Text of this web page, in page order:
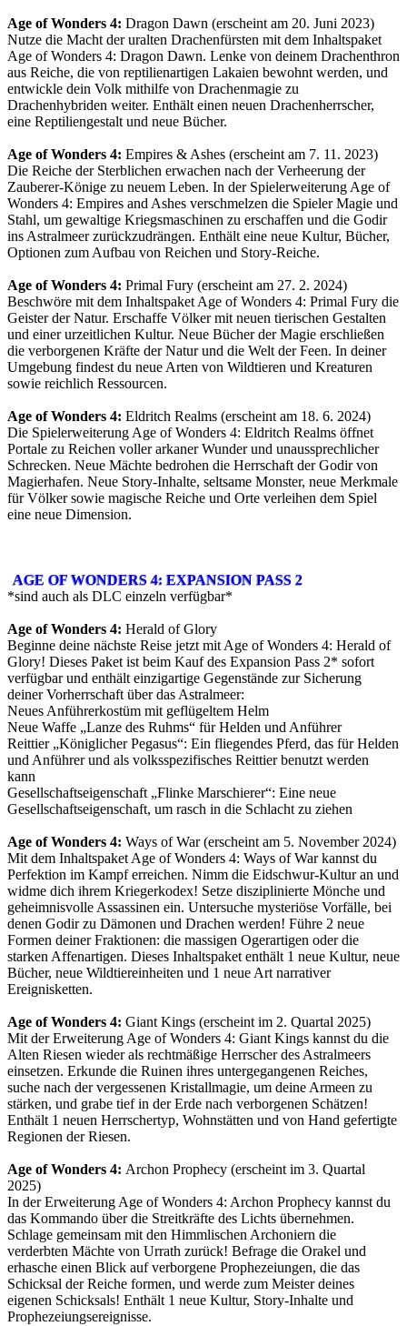
Age of Wonders 4: Dragon Dawn (erscheint am 20. Juni 2023)
Nutze die Macht der uralten Drachenfürsten mit dem Inhaltspaket
Age of Wonders 4: Dragon Dawn. Lenke von deinem Drachenthron
aus Reiche, die von reptilienartigen Lakaien bewohnt werden, und
entwickle dein Volk mithilfe von Drachenmagie zu
Drachenhybriden weiter. Enthält einen neuen Drachenherrscher,
eine Reptiliengestalt und neue Bücher.
Age of Wonders 4: Empires & Ashes (erscheint am 7. 11. 2023)
Die Reiche der Sterblichen erwachen nach der Verheerung der
Zauberer-Könige zu neuem Leben. In der Spielerweiterung Age of
Wonders 4: Empires and Ashes verschmelzen die Spieler Magie und
Stahl, um gewaltige Kriegsmaschinen zu erschaffen und die Godir
ins Astralmeer zurückzudrängen. Enthält eine neue Kultur, Bücher,
Optionen zum Aufbau von Reichen und Story-Reiche.
Age of Wonders 4: Primal Fury (erscheint am 27. 2. 2024)
Beschwöre mit dem Inhaltspaket Age of Wonders 4: Primal Fury die
Geister der Natur. Erschaffe Völker mit neuen tierischen Gestalten
und einer urzeitlichen Kultur. Neue Bücher der Magie erschließen
die verborgenen Kräfte der Natur und die Welt der Feen. In deiner
Umgebung findest du neue Arten von Wildtieren und Kreaturen
sowie reichlich Ressourcen.
Age of Wonders 4: Eldritch Realms (erscheint am 18. 6. 2024)
Die Spielerweiterung Age of Wonders 4: Eldritch Realms öffnet
Portale zu Reichen voller arkaner Wunder und unaussprechlicher
Schrecken. Neue Mächte bedrohen die Herrschaft der Godir von
Magierhafen. Neue Story-Inhalte, seltsame Monster, neue Merkmale
für Völker sowie magische Reiche und Orte verleihen dem Spiel
eine neue Dimension.
AGE OF WONDERS 4: EXPANSION PASS 2
*sind auch als DLC einzeln verfügbar*
Age of Wonders 4: Herald of Glory
Beginne deine nächste Reise jetzt mit Age of Wonders 4: Herald of
Glory! Dieses Paket ist beim Kauf des Expansion Pass 2* sofort
verfügbar und enthält einzigartige Gegenstände zur Sicherung
deiner Vorherrschaft über das Astralmeer:
Neues Anführerkostüm mit geflügeltem Helm
Neue Waffe „Lanze des Ruhms“ für Helden und Anführer
Reittier „Königlicher Pegasus“: Ein fliegendes Pferd, das für Helden
und Anführer und als volksspezifisches Reittier benutzt werden
kann
Gesellschaftseigenschaft „Flinke Marschierer“: Eine neue
Gesellschaftseigenschaft, um rasch in die Schlacht zu ziehen
Age of Wonders 4: Ways of War (erscheint am 5. November 2024)
Mit dem Inhaltspaket Age of Wonders 4: Ways of War kannst du
Perfektion im Kampf erreichen. Nimm die Eidschwur-Kultur an und
widme dich ihrem Kriegerkodex! Setze disziplinierte Mönche und
geheimnisvolle Assassinen ein. Untersuche mysteriöse Vorfälle, bei
denen Godir zu Dämonen und Drachen werden! Führe 2 neue
Formen deiner Fraktionen: die massigen Ogerartigen oder die
starken Affenartigen. Dieses Inhaltspaket enthält 1 neue Kultur, neue
Bücher, neue Wildtiereinheiten und 1 neue Art narrativer
Ereignisketten.
Age of Wonders 4: Giant Kings (erscheint im 2. Quartal 2025)
Mit der Erweiterung Age of Wonders 4: Giant Kings kannst du die
Alten Riesen wieder als rechtmäßige Herrscher des Astralmeers
einsetzen. Erkunde die Ruinen ihres untergegangenen Reiches,
suche nach der vergessenen Kristallmagie, um deine Armeen zu
stärken, und grabe tief in der Erde nach verborgenen Schätzen!
Enthält 1 neuen Herrschertyp, Wohnstätten und von Hand gefertigte
Regionen der Riesen.
Age of Wonders 4: Archon Prophecy (erscheint im 3. Quartal
2025)
In der Erweiterung Age of Wonders 4: Archon Prophecy kannst du
das Kommando über die Streitkräfte des Lichts übernehmen.
Schlage gemeinsam mit den Himmlischen Archoniern die
verderbten Mächte von Urrath zurück! Befrage die Orakel und
erhasche einen Blick auf verborgene Prophezeiungen, die das
Schicksal der Reiche formen, und werde zum Meister deines
eigenen Schicksals! Enthält 1 neue Kultur, Story-Inhalte und
Prophezeiungsereignisse.